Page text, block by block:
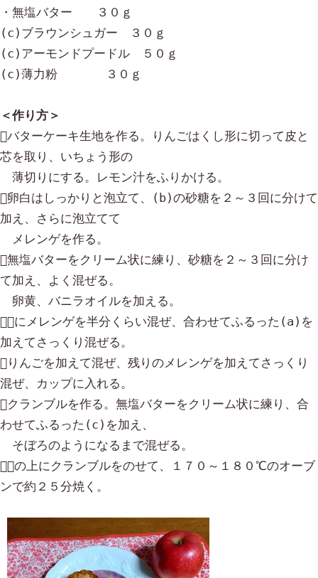
・無塩バター　　３０ｇ
(c)ブラウンシュガー　３０ｇ
(c)アーモンドプードル　５０ｇ
(c)薄力粉　　　　３０ｇ
バターケーキ生地を作る。りんごはくし形に切って皮と
芯を取り、いちょう形の
薄切りにする。レモン汁をふりかける。
卵白はしっかりと泡立て、(b)の砂糖を２～３回に分けて
加え、さらに泡立てて
メレンゲを作る。
無塩バターをクリーム状に練り、砂糖を２～３回に分け
て加え、よく混ぜる。
卵黄、バニラオイルを加える。
にメレンゲを半分くらい混ぜ、合わせてふるった(a)を
加えてさっくり混ぜる。
りんごを加えて混ぜ、残りのメレンゲを加えてさっくり
混ぜ、カップに入れる。
クランブルを作る。無塩バターをクリーム状に練り、合
わせてふるった(c)を加え、
そぼろのようになるまで混ぜる。
の上にクランブルをのせて、１７０～１８０℃のオーブ
ンで約２５分焼く。